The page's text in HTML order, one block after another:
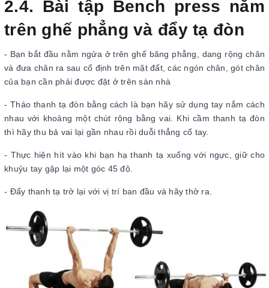
2.4. Bài tập Bench press nằm
trên ghế phẳng và đẩy tạ đòn
- Bạn bắt đầu nằm ngửa ở trên ghế băng phẳng, dang rộng chân
và đưa chân ra sau cố định trên mặt đất, các ngón chân, gót chân
của bạn cần phải được đặt ở trên sàn nhà
- Tháo thanh tạ đòn bằng cách là bạn hãy sử dụng tay nắm cách
nhau với khoảng một chút rộng bằng vai. Khi cầm thanh tạ đòn
thì hãy thu bả vai lại gần nhau rồi duỗi thẳng cổ tay.
- Thực hiện hít vào khi bạn hạ thanh tạ xuống với ngực, giữ cho
khuỷu tay gập lại một góc 45 độ.
- Đẩy thanh tạ trở lại với vị trí ban đầu và hãy thở ra.